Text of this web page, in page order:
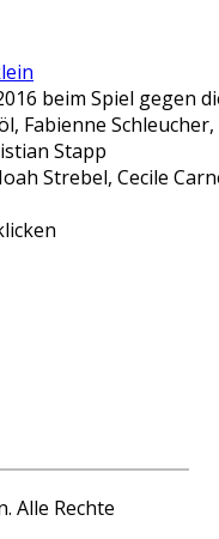
beim Spiel gegen
Fabienne
Stapp
Strebel, Cecile
Alle Rechte